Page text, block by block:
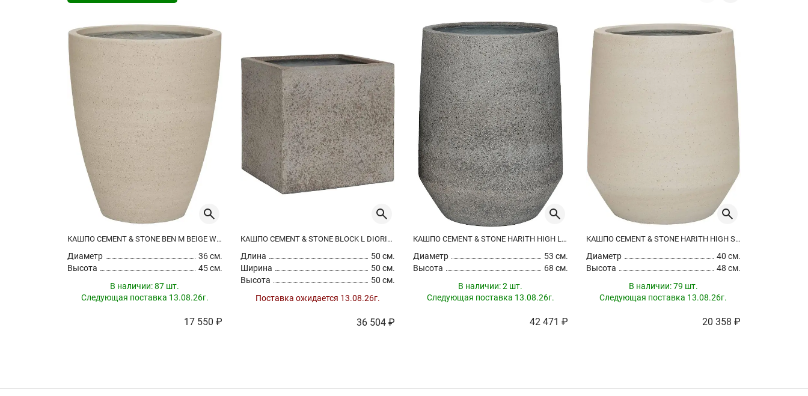
КАШПО CEMENT & STONE BEN M BEIGE WASHED
Диаметр
36 см.
Высота
45 см.
В наличии:87 шт.
Следующая поставка 13.08.26г.
17 550 ₽
КАШПО CEMENT & STONE BLOCK L DIORIET GREY
Длина
50 см.
Ширина
50 см.
Высота
50 см.
Поставка ожидается 13.08.26г.
36 504 ₽
КАШПО CEMENT & STONE HARITH HIGH L, DIORIET GREY
Диаметр
53 см.
Высота
68 см.
В наличии:2 шт.
Следующая поставка 13.08.26г.
42 471 ₽
КАШПО CEMENT & STONE HARITH HIGH S BEIGE WASHED
Диаметр
40 см.
Высота
48 см.
В наличии:79 шт.
Следующая поставка 13.08.26г.
20 358 ₽